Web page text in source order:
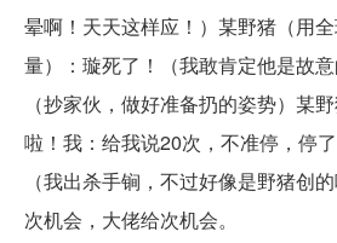
晕啊！天天这样应！）某野猪（用
量）：璇死了！（我敢肯定他是故
（抄家伙，做好准备扔的姿势）某
啦！我：给我说20次，不准停，停
（我出杀手锏，不过好像是野猪创
次机会，大佬给次机会。